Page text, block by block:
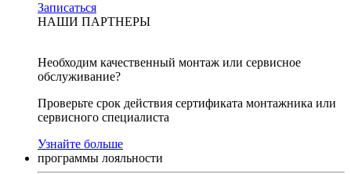
Записаться
НАШИ ПАРТНЕРЫ
Необходим качественный монтаж или сервисное
обслуживание?
Проверьте срок действия сертификата монтажника или
сервисного специалиста
Узнайте больше
программы лояльности